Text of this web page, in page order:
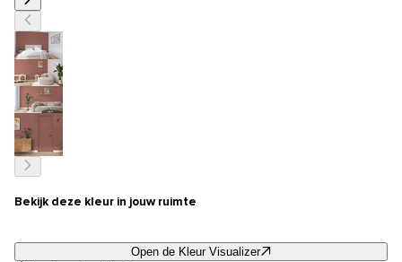
Bekijk deze kleur in jouw ruimte
Open de Kleur Visualizer